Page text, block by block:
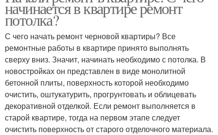
начинается в квартире ремонт
потолка?
С чего начать ремонт черновой квартиры? Все
ремонтные работы в квартире принято выполнять
сверху вниз. Значит, начинать необходимо с потолка. В
новостройках он представлен в виде монолитной
бетонной плиты, поверхность которой необходимо
очистить, оштукатурить, прогрунтовать и облицевать
декоративной отделкой. Если ремонт выполняется в
старой квартире, тогда на первом этапе следует
очистить поверхность от старого отделочного материала.